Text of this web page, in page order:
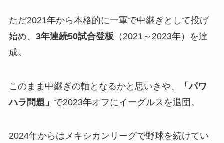
ただ2021年から本格的に一軍で中継ぎとして投げ
始め、 3年連続50試合登板 （2021～2023年）を達
成。
このまま中継ぎの軸となるかと思いきや、
「パワ
ハラ問題」 で2023年オフにイーグルスを退団。
2024年からはメキシカンリーグで野球を続けてい